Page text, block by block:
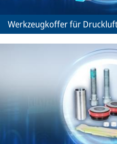
Werkzeugkoffer für